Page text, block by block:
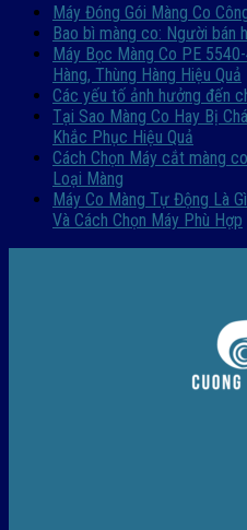
Máy Đóng Gói Màng Co
Bao bì màng co: Người bán
Máy Bọc Màng Co PE
Hàng, Thùng Hàng Hiệu Quả
Các yếu tố ảnh hưởng đến
Tại Sao Màng Co Hay Bị
Khắc Phục Hiệu Quả
Cách Chọn Máy cắt màng
Loại Màng
Máy Co Màng Tự Động Là
Và Cách Chọn Máy Phù Hợp